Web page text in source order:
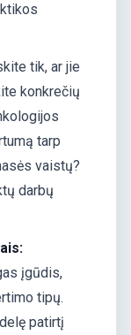
tik, ar jie
konkrečių
tarp
vaistų?
darbų
įgūdis,
tipų.
patirtį